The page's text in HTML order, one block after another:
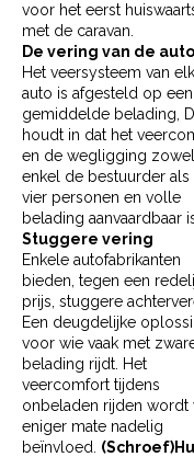
voor het eerst
met de caravan.
De vering van de auto
Het veersysteem van
auto is afgesteld op een
gemiddelde belading,
houdt in dat het
en de wegligging
enkel de bestuurder als
vier personen en volle
belading aanvaardbaar
Stuggere vering
Enkele autofabrikanten
bieden, tegen een
prijs, stuggere
Een deugdelijke
voor wie vaak met
belading rijdt. Het
veercomfort tijdens
onbeladen rijden wordt
eniger mate nadelig
beïnvloed.